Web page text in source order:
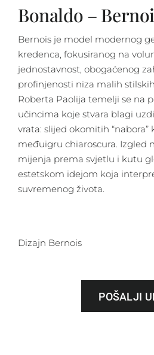
Bonaldo –
Bernois je model modernog
kredenca, fokusiranog na
jednostavnost, obogaćenog
profinjenosti niza malih
Roberta Paolija temelji se na
učincima koje stvara blagi
vrata: slijed okomitih
međuigru chiaroscura. Izgled
mijenja prema svjetlu i kutu
estetskom idejom koja
suvremenog života.
Dizajn Bernois
POŠALJI